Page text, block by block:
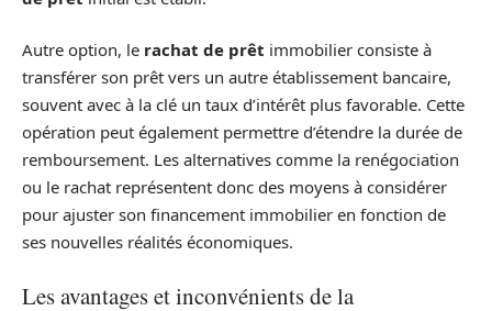
Autre option, le rachat de prêt immobilier consiste à
transférer son prêt vers un autre établissement bancaire,
souvent avec à la clé un taux d’intérêt plus favorable. Cette
opération peut également permettre d’étendre la durée de
remboursement. Les alternatives comme la renégociation
ou le rachat représentent donc des moyens à considérer
pour ajuster son financement immobilier en fonction de
ses nouvelles réalités économiques.
Les avantages et inconvénients de la